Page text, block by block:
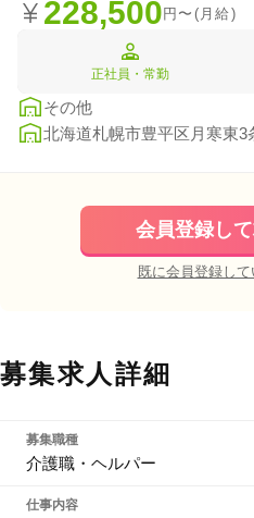
228,500円〜(月給)
正社員・常勤
その他
北海道札幌市豊平区月寒東3
会員登録し
既に会員登録し
募集求人詳細
募集職種
介護職・ヘルパー
仕事内容